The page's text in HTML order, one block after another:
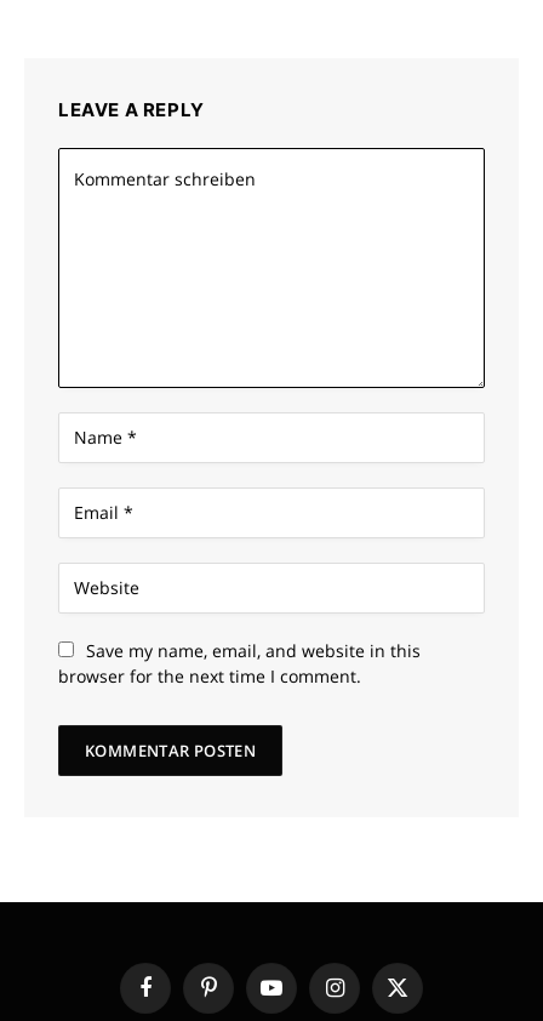
LEAVE A REPLY
Save my name, email, and website in this
browser for the next time I comment.
FacebookPinterestYouTubeInstagram
X